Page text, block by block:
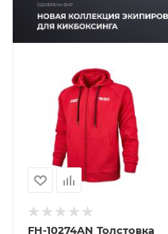
FH-10274AN Толстовка